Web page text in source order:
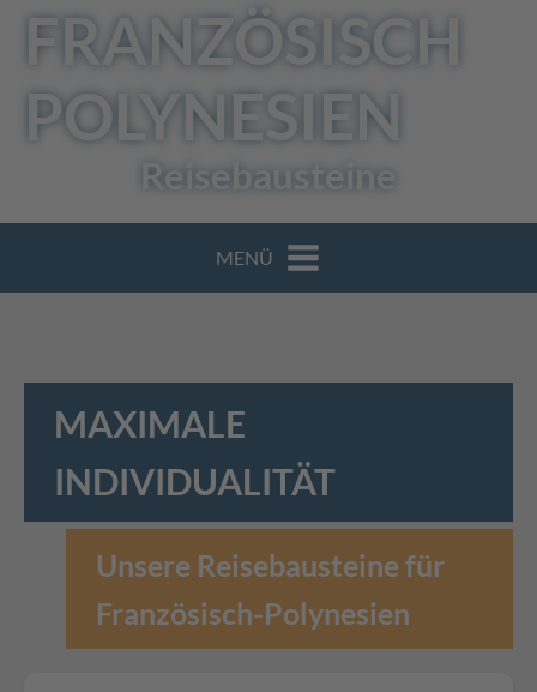
FRANZÖSISCH
POLYNESIEN
Reisebausteine
MENÜ
MAXIMALE
INDIVIDUALITÄT
Unsere Reisebausteine für
Französisch-Polynesien